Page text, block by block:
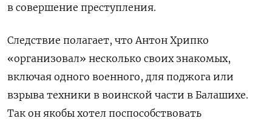
в совершение преступления.
Следствие полагает, что Антон Хрипко
«организовал» несколько своих знакомых,
включая одного военного, для поджога или
взрыва техники в воинской части в Балашихе.
Так он якобы хотел поспособствовать